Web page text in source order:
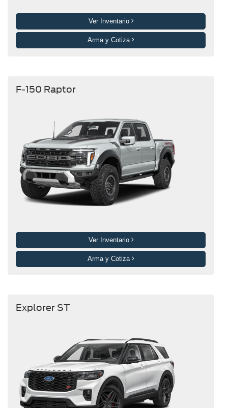
Ver Inventario
Arma y Cotiza
F-150 Raptor
Ver Inventario
Arma y Cotiza
Explorer ST